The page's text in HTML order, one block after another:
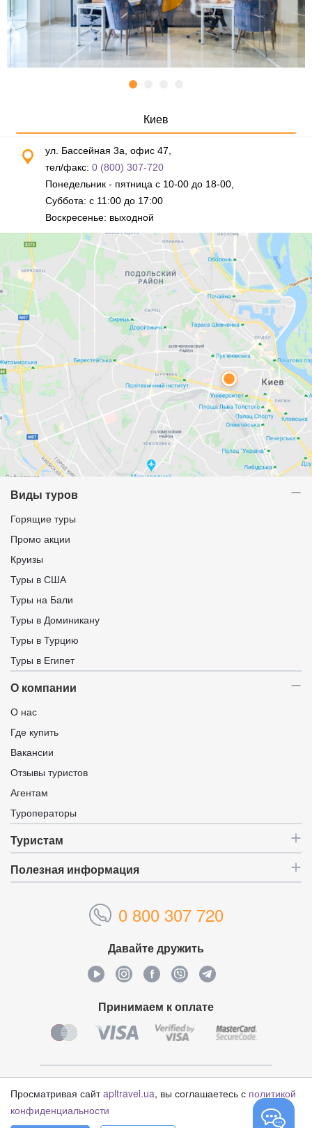
Киев
ул. Бассейная 3а, офис 47,
тел/факс: 0 (800) 307-720
Понедельник - пятница с 10-00 до 18-00,
Суббота: с 11:00 до 17:00
Воскресенье: выходной
Просматривая сайтapltravel.ua, вы соглашаетесь с политикой
конфиденциальности
Виды туров
Горящие туры
Промо акции
Круизы
Туры в США
Туры на Бали
Туры в Доминикану
Туры в Турцию
Туры в Египет
О компании
О нас
Где купить
Вакансии
Отзывы туристов
Агентам
Туроператоры
Туристам
Полезная информация
0 800 307 720
Давайте дружить
Принимаем к оплате
© Туристический оператор «APL Travel», 2006-2026